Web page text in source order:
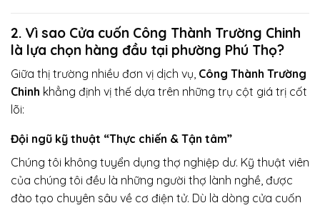
2. Vì sao Cửa cuốn Công Thành Trường Chinh
là lựa chọn hàng đầu tại phường Phú Thọ?
Giữa thị trường nhiều đơn vị dịch vụ, Công Thành Trường
Chinh khẳng định vị thế dựa trên những trụ cột giá trị cốt
lõi:
Đội ngũ kỹ thuật “Thực chiến & Tận tâm”
Chúng tôi không tuyển dụng thợ nghiệp dư. Kỹ thuật viên
của chúng tôi đều là những người thợ lành nghề, được
đào tạo chuyên sâu về cơ điện tử. Dù là dòng cửa cuốn